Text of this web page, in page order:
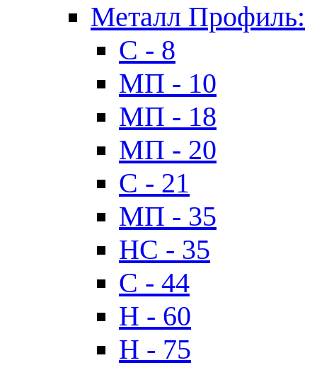
Металл Профиль:
C - 8
МП - 10
МП - 18
МП - 20
C - 21
МП - 35
HC - 35
C - 44
H - 60
H - 75